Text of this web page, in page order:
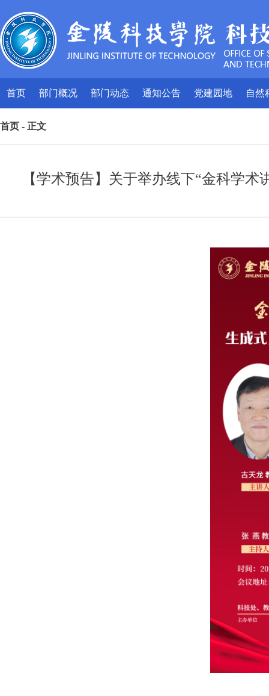
首页 部门概况 部门动态 通知公告 党建园地 自然
首页 - 正文
【学术预告】关于举办线下“金科学